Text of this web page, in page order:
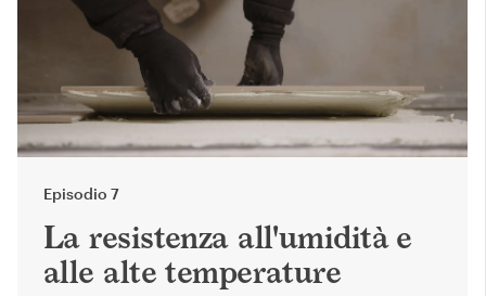
Episodio 7
La resistenza all'umidità e
alle alte temperature